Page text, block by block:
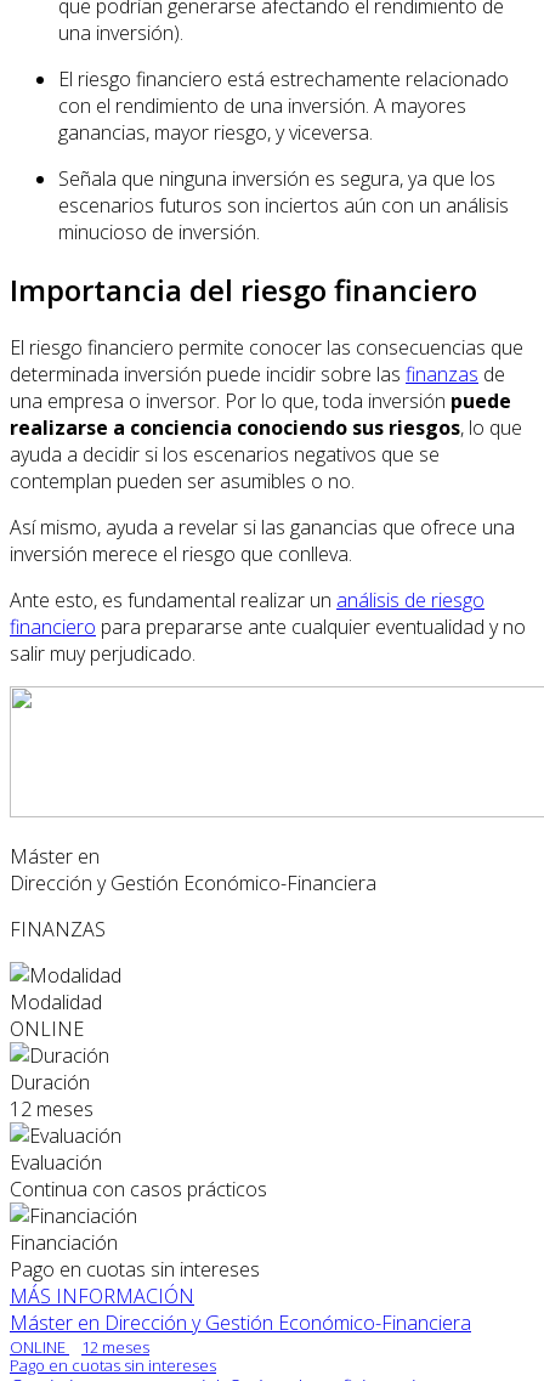
que podrían generarse afectando el rendimiento de
una inversión).
El riesgo financiero está estrechamente relacionado
con el rendimiento de una inversión. A mayores
ganancias, mayor riesgo, y viceversa.
Señala que ninguna inversión es segura, ya que los
escenarios futuros son inciertos aún con un análisis
minucioso de inversión.
Importancia del riesgo financiero
El riesgo financiero permite conocer las consecuencias que
determinada inversión puede incidir sobre las finanzas de
una empresa o inversor. Por lo que, toda inversión puede
realizarse a conciencia conociendo sus riesgos, lo que
ayuda a decidir si los escenarios negativos que se
contemplan pueden ser asumibles o no.
Así mismo, ayuda a revelar si las ganancias que ofrece una
inversión merece el riesgo que conlleva.
Ante esto, es fundamental realizar un análisis de riesgo
financiero para prepararse ante cualquier eventualidad y no
salir muy perjudicado.
Máster en
Dirección y Gestión Económico-Financiera
FINANZAS
Modalidad
ONLINE
Duración
12 meses
Evaluación
Continua con casos prácticos
Financiación
Pago en cuotas sin intereses
MÁS INFORMACIÓN
Máster en Dirección y Gestión Económico-Financiera
ONLINE
12 meses
Pago en cuotas sin intereses